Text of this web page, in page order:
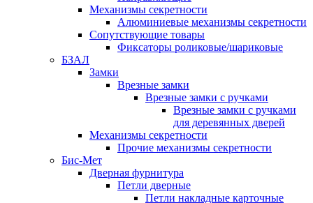
Механизмы секретности
Алюминиевые механизмы секретности
Сопутствующие товары
Фиксаторы роликовые/шариковые
БЗАЛ
Замки
Врезные замки
Врезные замки с ручками
Врезные замки с ручками
для деревянных дверей
Механизмы секретности
Прочие механизмы секретности
Бис-Мет
Дверная фурнитура
Петли дверные
Петли накладные карточные